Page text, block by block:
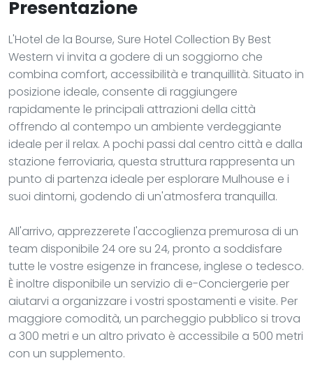
Presentazione
L'Hotel de la Bourse, Sure Hotel Collection By Best
Western vi invita a godere di un soggiorno che
combina comfort, accessibilità e tranquillità. Situato in
posizione ideale, consente di raggiungere
rapidamente le principali attrazioni della città
offrendo al contempo un ambiente verdeggiante
ideale per il relax. A pochi passi dal centro città e dalla
stazione ferroviaria, questa struttura rappresenta un
punto di partenza ideale per esplorare Mulhouse e i
suoi dintorni, godendo di un'atmosfera tranquilla.
All'arrivo, apprezzerete l'accoglienza premurosa di un
team disponibile 24 ore su 24, pronto a soddisfare
tutte le vostre esigenze in francese, inglese o tedesco.
È inoltre disponibile un servizio di e-Conciergerie per
aiutarvi a organizzare i vostri spostamenti e visite. Per
maggiore comodità, un parcheggio pubblico si trova
a 300 metri e un altro privato è accessibile a 500 metri
con un supplemento.